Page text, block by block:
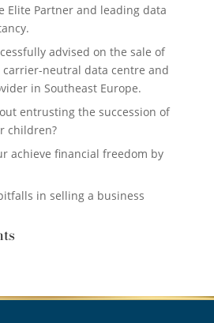
Elite Partner and leading data
advised on the sale of
carrier-neutral data centre and
in Southeast Europe.
entrusting the succession of
children?
achieve financial freedom by
in selling a business